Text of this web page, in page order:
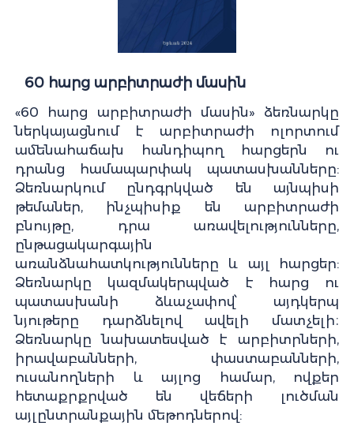
60 հարց արբիտրաժի մասին
«60 հարց արբիտրաժի մասին» ձեռնարկը
ներկայացնում է արբիտրաժի ոլորտում
ամենահաճախ հանդիպող հարցերն ու
դրանց համապարփակ պատասխանները:
Ձեռնարկում ընդգրկված են այնպիսի
թեմաներ, ինչպիսիք են արբիտրաժի
բնույթը, դրա առավելությունները,
ընթացակարգային
առանձնահատկությունները և այլ հարցեր:
Ձեռնարկը կազմակերպված է հարց ու
պատասխանի ձևաչափով՝ այդկերպ
նյութերը դարձնելով ավելի մատչելի։
Ձեռնարկը նախատեսված է արբիտրների,
իրավաբանների, փաստաբանների,
ուսանողների և այլոց համար, ովքեր
հետաքրքրված են վեճերի լուծման
այլընտրանքային մեթոդներով: